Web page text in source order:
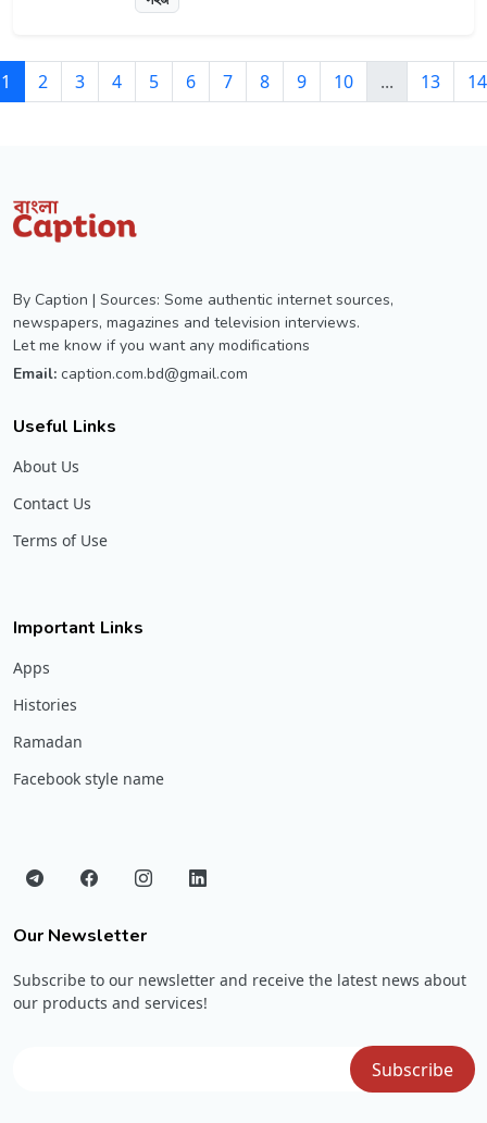
1 2 3 4 5 6 7 8 9 10 ... 13 14
By Caption | Sources: Some authentic internet sources,
newspapers, magazines and television interviews.
Let me know if you want any modifications
Email: caption.com.bd@gmail.com
Useful Links
About Us
Contact Us
Terms of Use
Important Links
Apps
Histories
Ramadan
Facebook style name
Our Newsletter
Subscribe to our newsletter and receive the latest news about
our products and services!